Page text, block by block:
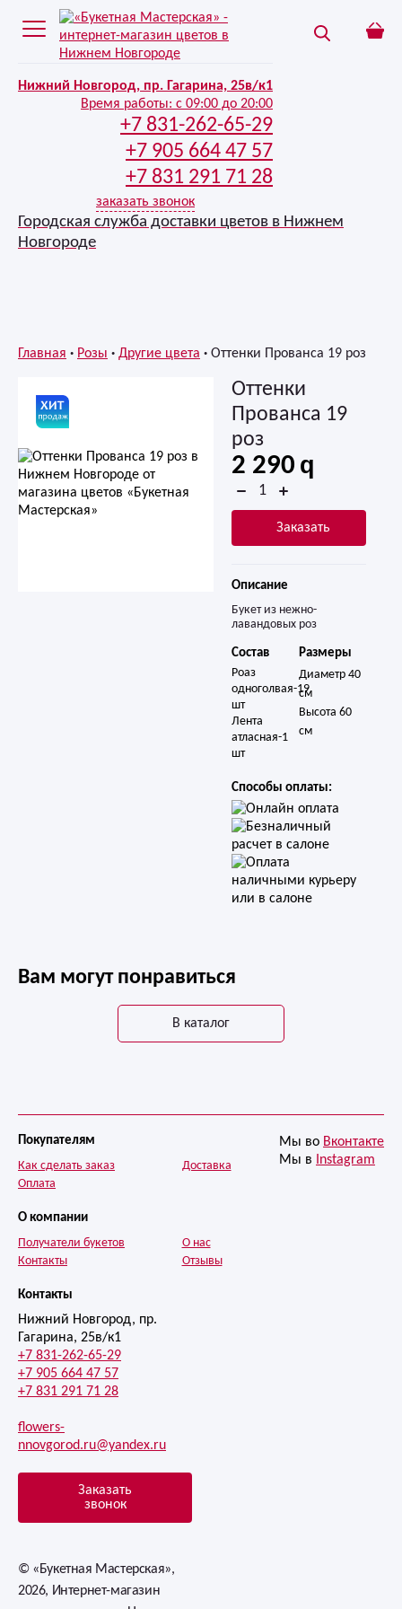
Нижний Новгород, пр. Гагарина, 25в/к1
Время работы: с 09:00 до 20:00
+7 831-262-65-29
+7 905 664 47 57
+7 831 291 71 28
заказать звонок
Городская служба доставки цветов в Нижнем
Новгороде
Главная Розы Другие цвета Оттенки Прованса 19 роз
Оттенки
Прованса 19
роз
2 290
Заказать
Описание
Букет из нежно-
лавандовых роз
Состав
Роаз
одноголвая-19
шт
Лента
атласная-1
шт
Размеры
Диаметр 40
см
Высота 60
см
Способы оплаты:
Вам могут понравиться
В каталог
Контакты
Нижний Новгород, пр.
Гагарина, 25в/к1
+7 831-262-65-29
+7 905 664 47 57
+7 831 291 71 28
flowers-
nnovgorod.ru@yandex.ru
Заказать
звонок
Покупателям
Как сделать заказ
Оплата
Доставка
О компании
Получатели букетов
Контакты
О нас
Отзывы
© «Букетная Мастерская»,
2026, Интернет-магазин
Мы во Вконтакте
Мы в
Instagram